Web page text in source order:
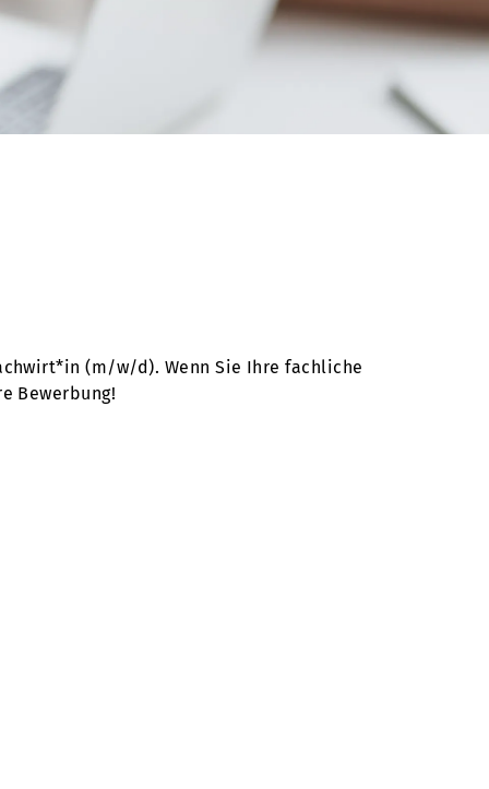
(m/w/d). Wenn Sie Ihre fachliche
Bewerbung!